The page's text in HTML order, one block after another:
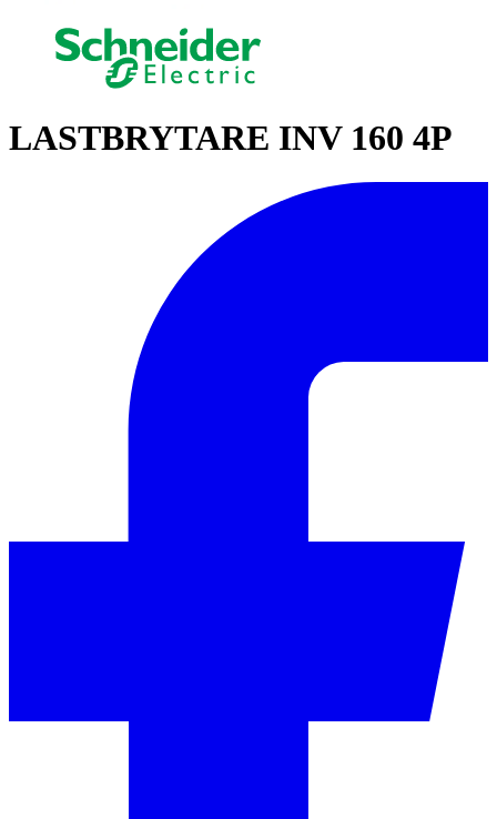
LASTBRYTARE INV 160 4P